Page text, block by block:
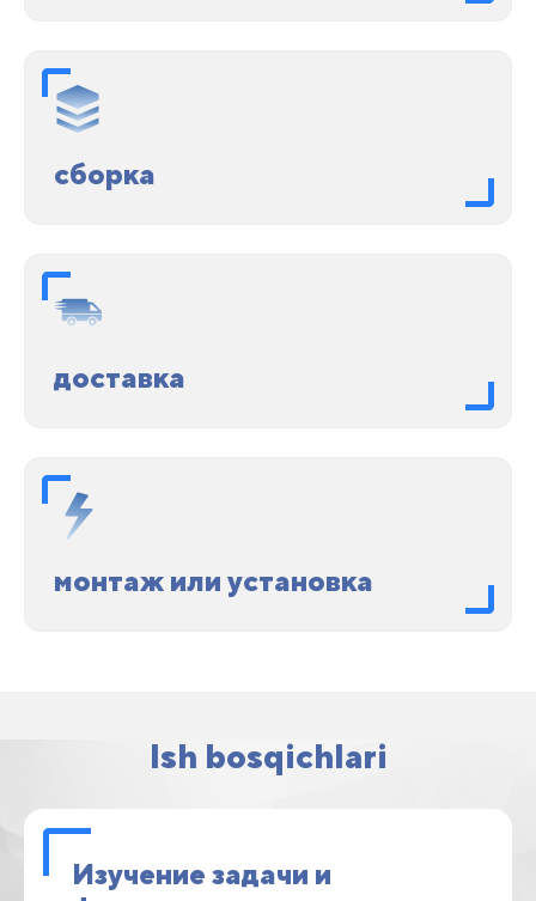
сборка
доставка
монтаж или установка
Ish bosqichlari
Изучение задачи и